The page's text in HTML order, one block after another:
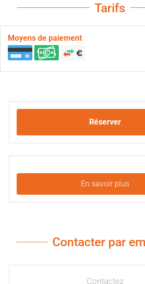
Tarifs
Moyens de paiement
Réserver
En savoir plus
Contacter par
Contactez